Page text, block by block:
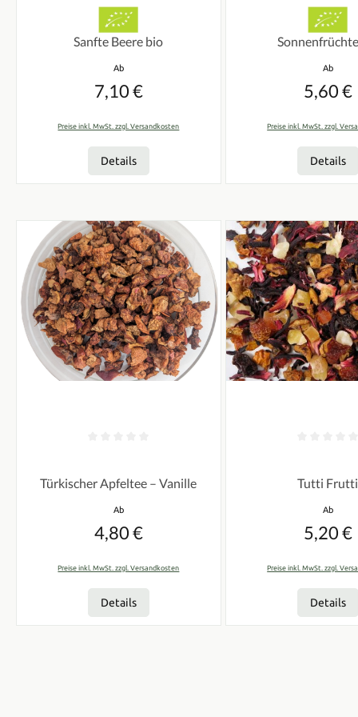
Durchschnittliche Bewertung von 0 von 5 Sternen
Sanfte Beere bio
Regulärer Preis:
Ab
7,10 €
Preise inkl. MwSt. zzgl. Versandkosten
Details
Durchschnittliche
Ab
5,60 €
Preise inkl. MwSt. zzgl.
Details
Türkischer Apfeltee – Vanille
Regulärer Preis:
Ab
4,80 €
Preise inkl. MwSt. zzgl. Versandkosten
Details
Tutti Frutti
Ab
5,20 €
Preise inkl. MwSt. zzgl.
Details